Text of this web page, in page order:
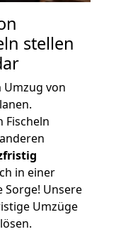
stellen
Umzug von
Fischeln
in einer
Sorge! Unsere
Umzüge